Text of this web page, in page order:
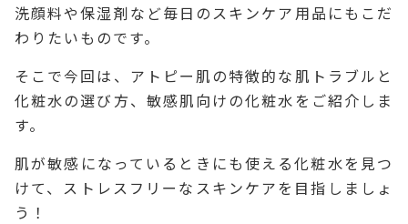
洗顔料や保湿剤など毎日のスキンケア用品にもこだ
わりたいものです。
そこで今回は、アトピー肌の特徴的な肌トラブルと
化粧水の選び方、敏感肌向けの化粧水をご紹介しま
す。
肌が敏感になっているときにも使える化粧水を見つ
けて、ストレスフリーなスキンケアを目指しましょ
う！